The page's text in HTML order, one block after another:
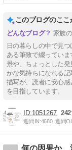
このブログのここ
家族
日の暮らしの中で見
ある筆致で綴ってい
景や、ちょっとした
かな気持ちになれる
描写が、読者に安心
を目指しています。
1051267 242
週間IN:4680 週間
何の因果か、